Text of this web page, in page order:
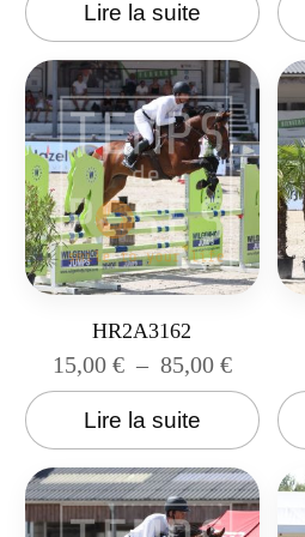
Lire la suite
HR2A3162
15,00 € – 85,00 €
Lire la suite